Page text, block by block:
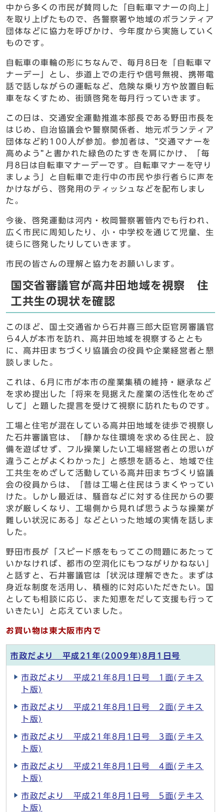
中から多くの市民が賛同した「自転車マナーの向上」
を取り上げたもので、各警察署や地域のボランティア
団体などに協力を呼びかけ、今年度から実施していく
ものです。
自転車の車輪の形にちなんで、毎月8日を「自転車マ
ナーデー」とし、歩道上での走行や信号無視、携帯電
話で話しながらの運転など、危険な乗り方や放置自転
車をなくすため、街頭啓発を毎月行っていきます。
この日は、交通安全運動推進本部長である野田市長を
はじめ、自治協議会や警察関係者、地元ボランティア
団体など約100人が参加。参加者は、“交通マナーを
高めよう”と書かれた緑色のたすきを肩にかけ、「毎
月8日は自転車マナーデーです。自転車マナーを守り
ましょう」と自転車で走行中の市民や歩行者らに声を
かけながら、啓発用のティッシュなどを配布しまし
た。
今後、啓発運動は河内・枚岡警察署管内でも行われ、
広く市民に周知したり、小・中学校を通じて児童、生
徒らに啓発したりしていきます。
市民の皆さんの理解と協力をお願いします。
国交省審議官が高井田地域を視察 住
工共生の現状を確認
このほど、国土交通省から石井喜三郎大臣官房審議官
ら4人が本市を訪れ、高井田地域を視察するととも
に、高井田まちづくり協議会の役員や企業経営者と懇
談しました。
これは、6月に市が本市の産業集積の維持・継承など
を求め提出した「将来を見据えた産業の活性化をめざ
して」と題した提言を受けて視察に訪れたものです。
工場と住宅が混在している高井田地域を徒歩で視察し
た石井審議官は、「静かな住環境を求める住民と、設
備を遊ばせず、フル操業したい工場経営者との思いが
違うことがよくわかった」と感想を語ると、地域で住
工共生をめざして活動している高井田まちづくり協議
会の役員からは、「昔は工場と住民はうまくやってい
けた。しかし最近は、騒音などに対する住民からの要
求が厳しくなり、工場側から見れば思うような操業が
難しい状況にある」などといった地域の実情を話しま
した。
野田市長が「スピード感をもってこの問題にあたって
いかなければ、都市の空洞化にもつながりかねない」
と話すと、石井審議官は「状況は理解できた。まずは
身近な制度を活用し、積極的に対応いただきたい。国
としても相談に応じ、また知恵をだして支援も行って
いきたい」と応えていました。
お買い物は東大阪市内で
市政だより 平成21年(2009年)8月1日号
市政だより 平成21年8月1日号 1面(テキス
ト版)
市政だより 平成21年8月1日号 2面(テキス
ト版)
市政だより 平成21年8月1日号 3面(テキス
ト版)
市政だより 平成21年8月1日号 4面(テキス
ト版)
市政だより 平成21年8月1日号 5面(テキス
ト版)